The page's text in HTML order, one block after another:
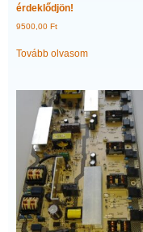
érdeklődjön!
9500,00 Ft
Tovább olvasom